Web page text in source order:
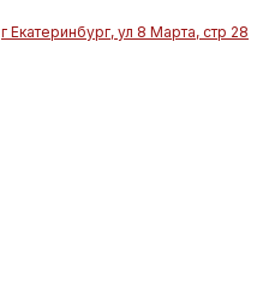
г Екатеринбург, ул 8 Марта, стр 28